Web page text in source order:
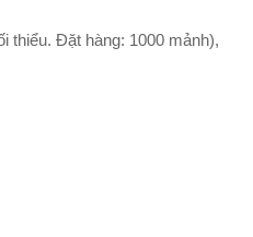
thiểu. Đặt hàng: 1000 mảnh),